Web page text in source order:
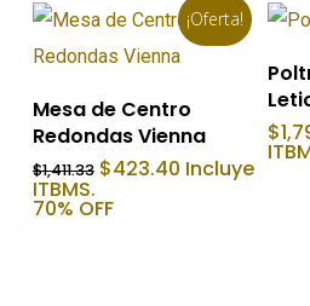
¡Oferta!
Añadir Al Carrito
Mesa de Centro
Redondas Vienna
$1,411.33 El
original
$423.40El
precio
Incluye
ITBMS.
70% OFF
$